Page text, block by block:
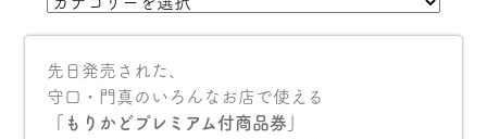
先日発売された、
守口・門真のいろんなお店で使える
「もりかどプレミアム付商品券」